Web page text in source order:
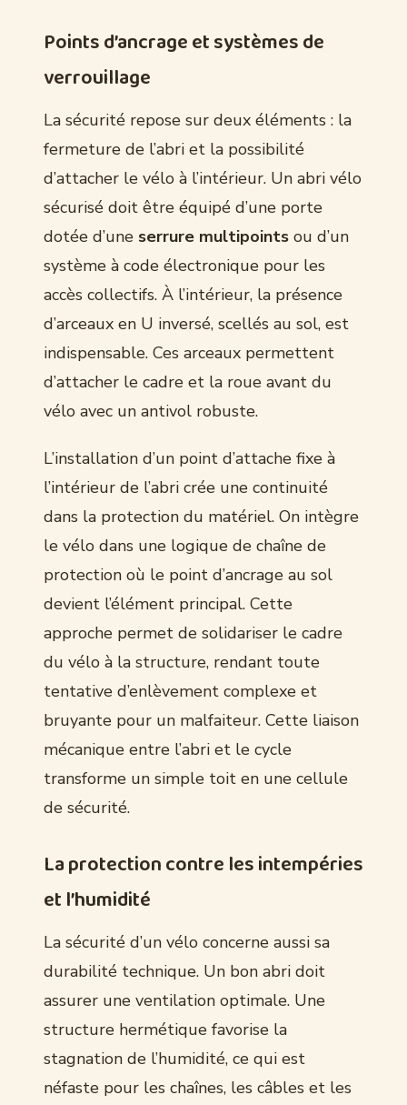
Points d’ancrage et systèmes de
verrouillage
La sécurité repose sur deux éléments : la
fermeture de l’abri et la possibilité
d’attacher le vélo à l’intérieur. Un abri vélo
sécurisé doit être équipé d’une porte
dotée d’une serrure multipoints ou d’un
système à code électronique pour les
accès collectifs. À l’intérieur, la présence
d’arceaux en U inversé, scellés au sol, est
indispensable. Ces arceaux permettent
d’attacher le cadre et la roue avant du
vélo avec un antivol robuste.
L’installation d’un point d’attache fixe à
l’intérieur de l’abri crée une continuité
dans la protection du matériel. On intègre
le vélo dans une logique de chaîne de
protection où le point d’ancrage au sol
devient l’élément principal. Cette
approche permet de solidariser le cadre
du vélo à la structure, rendant toute
tentative d’enlèvement complexe et
bruyante pour un malfaiteur. Cette liaison
mécanique entre l’abri et le cycle
transforme un simple toit en une cellule
de sécurité.
La protection contre les intempéries
et l’humidité
La sécurité d’un vélo concerne aussi sa
durabilité technique. Un bon abri doit
assurer une ventilation optimale. Une
structure hermétique favorise la
stagnation de l’humidité, ce qui est
néfaste pour les chaînes, les câbles et les